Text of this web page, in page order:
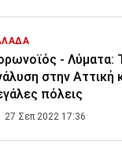
- Λύματα:
στην Αττική
πόλεις
27 Σεπ 2022 17:36